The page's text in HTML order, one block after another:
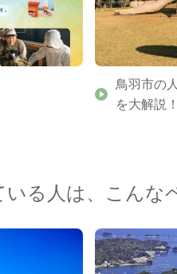
鳥羽市の
を大解説！
いる人は、こんな